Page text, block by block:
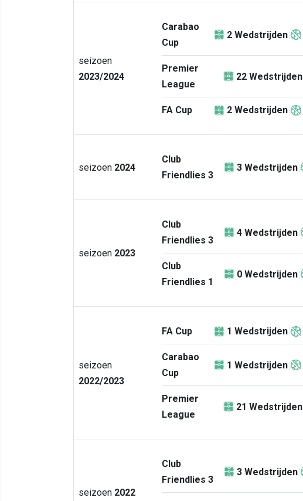
seizoen
2023/2024
Carabao
Cup
2 Wedstrijden
Premier
League
22 Wedstrijden
FA Cup 2 Wedstrijden
seizoen 2024
Club
Friendlies 3
3 Wedstrijden
seizoen 2023
Club
Friendlies 3
4 Wedstrijden
Club
Friendlies 1
0 Wedstrijden
seizoen
2022/2023
FA Cup 1 Wedstrijden
Carabao
Cup
1 Wedstrijden
Premier
League
21 Wedstrijden
seizoen 2022
Club
Friendlies 3
3 Wedstrijden